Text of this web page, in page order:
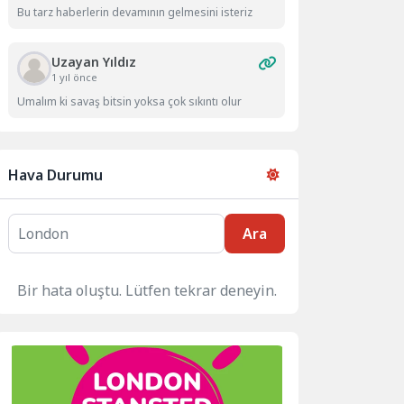
Bu tarz haberlerin devamının gelmesini isteriz
Uzayan Yıldız
1 yıl önce
Umalım ki savaş bitsin yoksa çok sıkıntı olur
Hava Durumu
Ara
Bir hata oluştu. Lütfen tekrar deneyin.